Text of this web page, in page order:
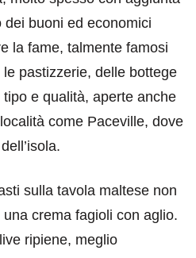
buoni ed economici
la fame, talmente famosi
le pastizzerie, delle bottege
e qualità, aperte anche
come Paceville, dove
sulla tavola maltese non
una crema fagioli con aglio.
ripiene, meglio